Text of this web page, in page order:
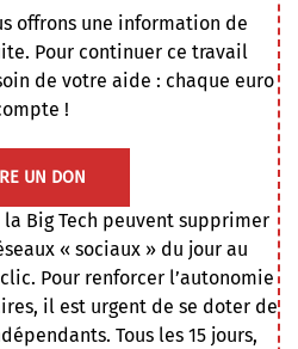
offrons une information de
Pour continuer ce travail
de votre aide : chaque euro
!
UN DON
Big Tech peuvent supprimer
« sociaux » du jour au
Pour renforcer l’autonomie
il est urgent de se doter de
Tous les 15 jours,